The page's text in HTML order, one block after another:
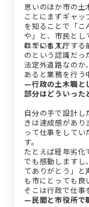
思いのほか市の土
ことにまずギャ
を知ることで「こ
や」と、市民とし
れています。
ほかにも入庁する
のという認識だっ
法定外道路なのか
あると業務を行う
—行政の土木職と
部分はどういった
自分の手で設計し
きは達成感があり
って仕事をして
す。
たとえば経年劣化
でも感動しますし
てありがとう」と
も市にとっても良
そこは行政で仕事
—民間と市役所で